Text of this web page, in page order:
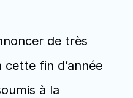
de très
fin d’année
à la